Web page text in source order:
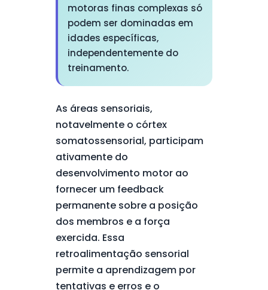
motoras finas complexas só
podem ser dominadas em
idades específicas,
independentemente do
treinamento.
As áreas sensoriais,
notavelmente o córtex
somatossensorial, participam
ativamente do
desenvolvimento motor ao
fornecer um feedback
permanente sobre a posição
dos membros e a força
exercida. Essa
retroalimentação sensorial
permite a aprendizagem por
tentativas e erros e o